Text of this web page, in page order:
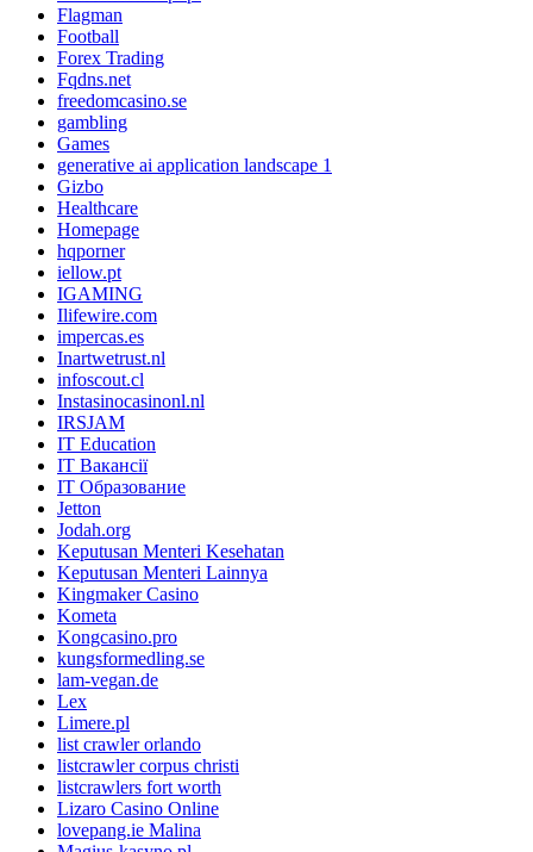
Flagman
Football
Forex Trading
Fqdns.net
freedomcasino.se
gambling
Games
generative ai application landscape 1
Gizbo
Healthcare
Homepage
hqporner
iellow.pt
IGAMING
Ilifewire.com
impercas.es
Inartwetrust.nl
infoscout.cl
Instasinocasinonl.nl
IRSJAM
IT Education
IT Вакансії
IT Образование
Jetton
Jodah.org
Keputusan Menteri Kesehatan
Keputusan Menteri Lainnya
Kingmaker Casino
Kometa
Kongcasino.pro
kungsformedling.se
lam-vegan.de
Lex
Limere.pl
list crawler orlando
listcrawler corpus christi
listcrawlers fort worth
Lizaro Casino Online
lovepang.ie Malina